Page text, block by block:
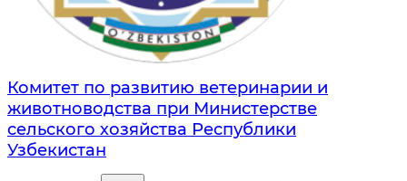
Комитет по развитию ветеринарии и
животноводства при Министерстве
сельского хозяйства Республики
Узбекистан